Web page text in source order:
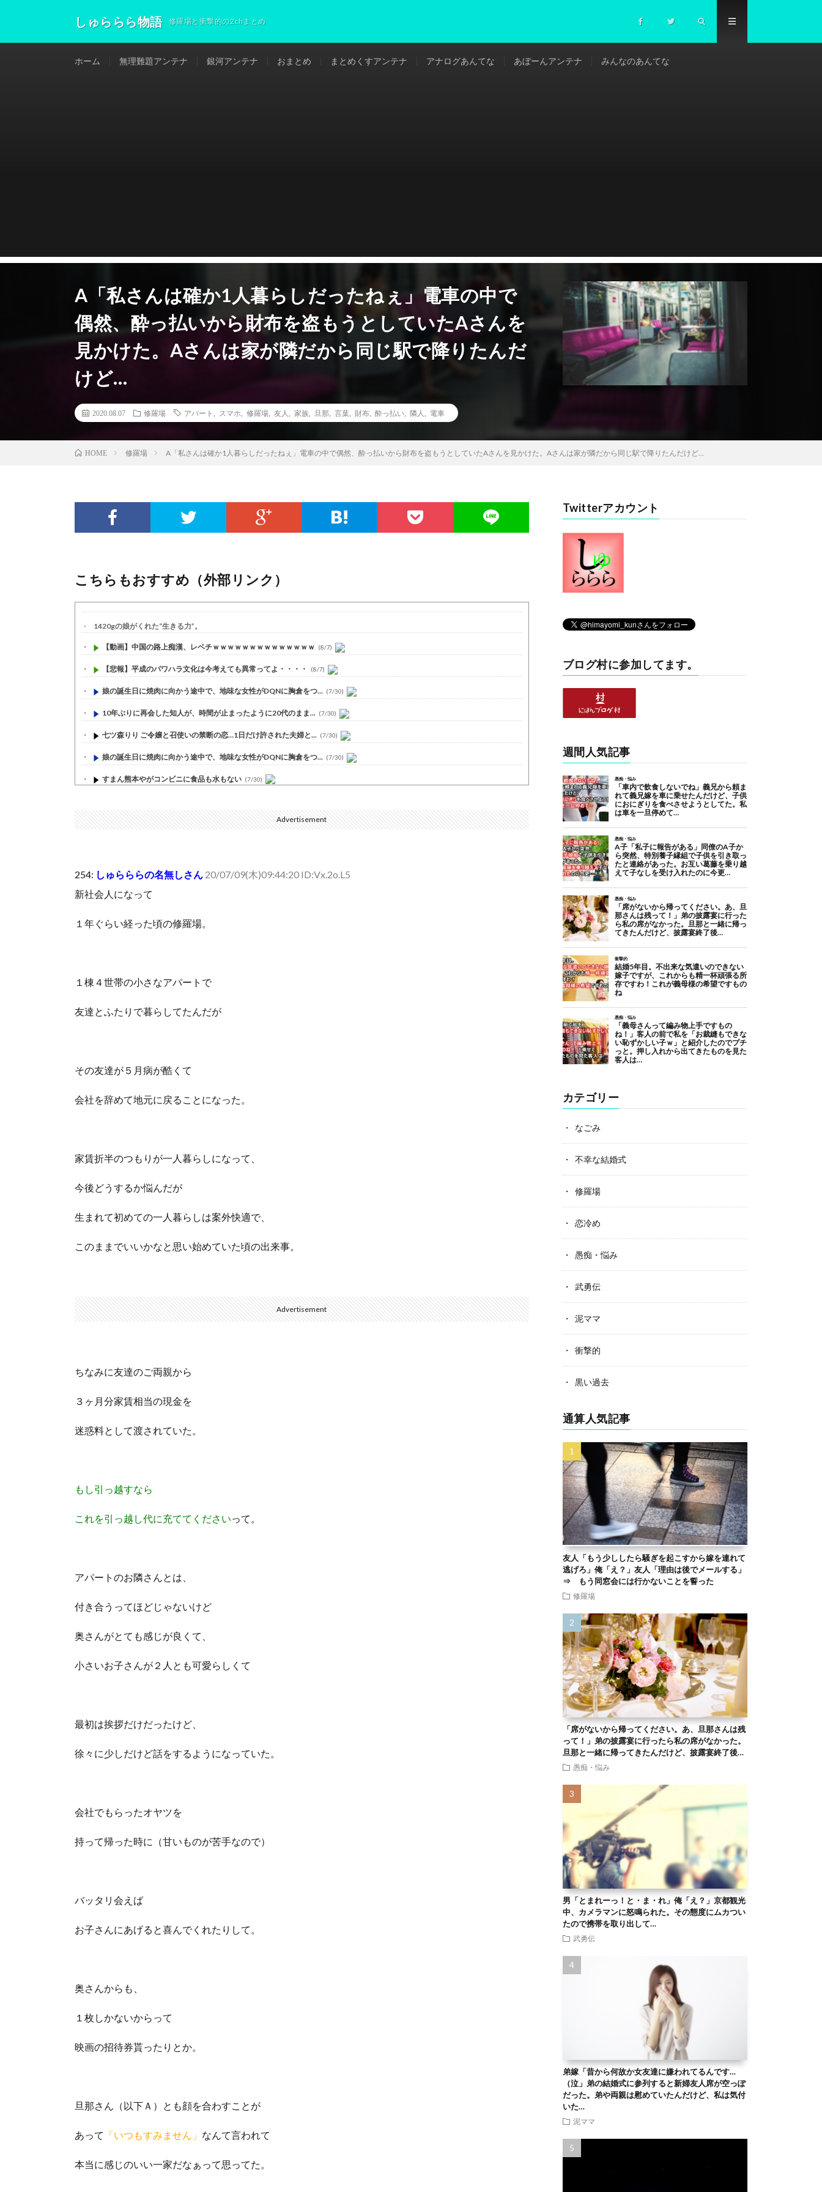
しゅららら物語 修羅場と衝撃的の2chまとめ
ホーム 無理難題アンテナ 銀河アンテナ おまとめ まとめくすアンテナ アナログあんてな あぼーんアンテナ みんなのあんてな
A「私さんは確か1人暮らしだったねぇ」電車の中で
偶然、酔っ払いから財布を盗もうとしていたAさんを
見かけた。Aさんは家が隣だから同じ駅で降りたんだ
けど…
2020.08.07 修羅場 アパート スマホ 修羅場 友人 家族 旦那 言葉 財布 酔っ払い 隣人 電車
HOME 修羅場 A「私さんは確か1人暮らしだったねぇ」電車の中で偶然、酔っ払いから財布を盗もうとしていたAさんを見かけた。Aさんは家が隣だから同じ駅で降りたんだけど…
こちらもおすすめ（外部リンク）
1420gの娘がくれた“生きる力”。
【動画】中国の路上痴漢、レベチｗｗｗｗｗｗｗｗｗｗｗｗｗｗ (8/7)
【悲報】平成のパワハラ文化は今考えても異常ってよ・・・・ (8/7)
娘の誕生日に焼肉に向かう途中で、地味な女性がDQNに胸倉をつ... (7/30)
10年ぶりに再会した知人が、時間が止まったように20代のまま... (7/30)
七ツ森りり ご令嬢と召使いの禁断の恋…1日だけ許された夫婦と... (7/30)
娘の誕生日に焼肉に向かう途中で、地味な女性がDQNに胸倉をつ... (7/30)
すまん熊本やがコンビニに食品も水もない (7/30)
Advertisement
254: しゅらららの名無しさん 20/07/09(木)09:44:20 ID:Vx.2o.L5
新社会人になって
１年ぐらい経った頃の修羅場。
１棟４世帯の小さなアパートで
友達とふたりで暮らしてたんだが
その友達が５月病が酷くて
会社を辞めて地元に戻ることになった。
家賃折半のつもりが一人暮らしになって、
今後どうするか悩んだが
生まれて初めての一人暮らしは案外快適で、
このままでいいかなと思い始めていた頃の出来事。
Advertisement
ちなみに友達のご両親から
３ヶ月分家賃相当の現金を
迷惑料として渡されていた。
もし引っ越すなら
これを引っ越し代に充ててくださいって。
アパートのお隣さんとは、
付き合うってほどじゃないけど
奥さんがとても感じが良くて、
小さいお子さんが２人とも可愛らしくて
最初は挨拶だけだったけど、
徐々に少しだけど話をするようになっていた。
会社でもらったオヤツを
持って帰った時に（甘いものが苦手なので）
バッタリ会えば
お子さんにあげると喜んでくれたりして。
奥さんからも、
１枚しかないからって
映画の招待券貰ったりとか。
旦那さん（以下Ａ）とも顔を合わすことが
あって 「いつもすみません」 なんて言われて
本当に感じのいい一家だなぁって思ってた。
Twitterアカウント
ブログ村に参加してます。
週間人気記事
カテゴリー
なごみ
不幸な結婚式
修羅場
恋冷め
愚痴・悩み
武勇伝
泥ママ
衝撃的
黒い過去
通算人気記事
友人「もう少ししたら騒ぎを起こすから嫁を連れて
逃げろ」俺「え？」友人「理由は後でメールする」
⇒ もう同窓会には行かないことを誓った
修羅場
「席がないから帰ってください。あ、旦那さんは残
って！」弟の披露宴に行ったら私の席がなかった。
旦那と一緒に帰ってきたんだけど、披露宴終了後…
愚痴・悩み
男「とまれーっ！と・ま・れ」俺「え？」京都観光
中、カメラマンに怒鳴られた。その態度にムカつい
たので携帯を取り出して…
武勇伝
弟嫁「昔から何故か女友達に嫌われてるんです…
（泣」弟の結婚式に参列すると新婦友人席が空っぽ
だった。弟や両親は慰めていたんだけど、私は気付
いた…
泥ママ